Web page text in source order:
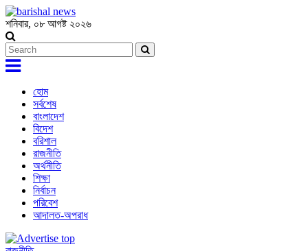
শনিবার, ০৮ আগষ্ট ২০২৬
হোম
সর্বশেষ
বাংলাদেশ
বিদেশ
বরিশাল
রাজনীতি
অর্থনীতি
শিক্ষা
নির্বাচন
পরিবেশ
আদালত-অপরাধ